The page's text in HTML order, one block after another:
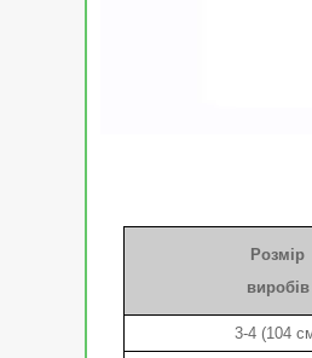
Розмір
виробів
3-4 (104